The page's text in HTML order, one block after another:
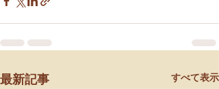
最新記事 すべて表示